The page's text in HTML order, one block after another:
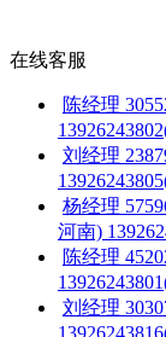
在线客服
陈经理
刘经理
杨经理
河南)
陈经理
刘经理